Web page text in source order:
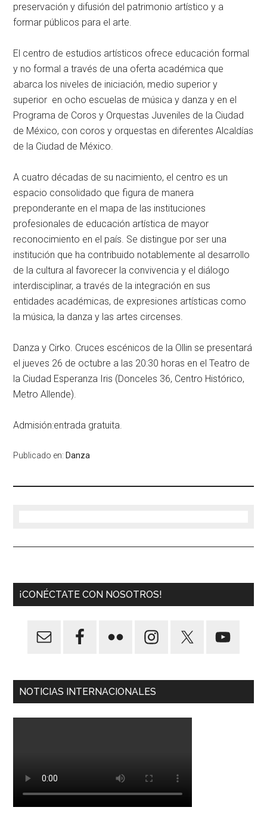
preservación y difusión del patrimonio artístico y a
formar públicos para el arte.
El centro de estudios artísticos ofrece educación formal
y no formal a través de una oferta académica que
abarca los niveles de iniciación, medio superior y
superior en ocho escuelas de música y danza y en el
Programa de Coros y Orquestas Juveniles de la Ciudad
de México, con coros y orquestas en diferentes Alcaldías
de la Ciudad de México.
A cuatro décadas de su nacimiento, el centro es un
espacio consolidado que figura de manera
preponderante en el mapa de las instituciones
profesionales de educación artística de mayor
reconocimiento en el país. Se distingue por ser una
institución que ha contribuido notablemente al desarrollo
de la cultura al favorecer la convivencia y el diálogo
interdisciplinar, a través de la integración en sus
entidades académicas, de expresiones artísticas como
la música, la danza y las artes circenses.
Danza y Cirko. Cruces escénicos de la Ollinse presentará
el jueves 26 de octubre a las 20:30 horas en elTeatro de
la Ciudad Esperanza Iris (Donceles 36, Centro Histórico,
Metro Allende).
Admisión:entrada gratuita.
Publicado en: Danza
¡CONÉCTATE CON NOSOTROS!
NOTICIAS INTERNACIONALES